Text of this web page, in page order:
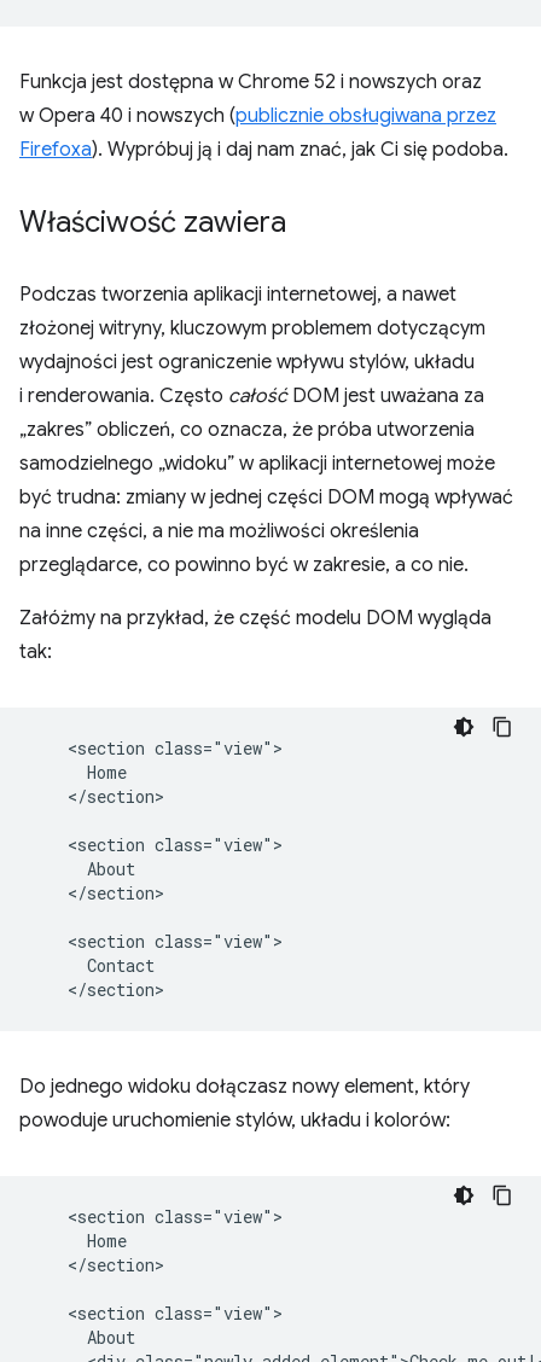
Funkcja jest dostępna w Chrome 52 i nowszych oraz
w Opera 40 i nowszych (publicznie obsługiwana przez
Firefoxa). Wypróbuj ją i daj nam znać, jak Ci się podoba.
Właściwość zawiera
Podczas tworzenia aplikacji internetowej, a nawet
złożonej witryny, kluczowym problemem dotyczącym
wydajności jest ograniczenie wpływu stylów, układu
i renderowania. Często całośćDOM jest uważana za
„zakres” obliczeń, co oznacza, że próba utworzenia
samodzielnego „widoku” w aplikacji internetowej może
być trudna: zmiany w jednej części DOM mogą wpływać
na inne części, a nie ma możliwości określenia
przeglądarce, co powinno być w zakresie, a co nie.
Załóżmy na przykład, że część modelu DOM wygląda
tak:
    <section class="view">
      Home
    </section>
    <section class="view">
      About
    </section>
    <section class="view">
      Contact
Do jednego widoku dołączasz nowy element, który
powoduje uruchomienie stylów, układu i kolorów:
    <section class="view">
      Home
    </section>
    <section class="view">
      About